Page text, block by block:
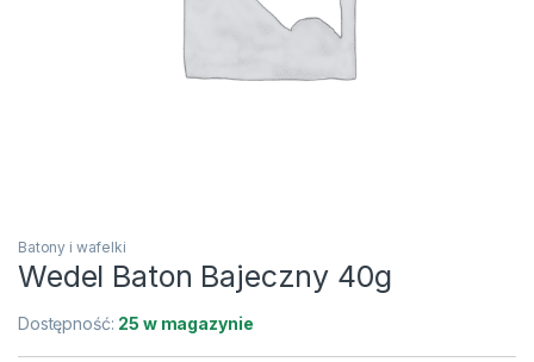
Batony i wafelki
Wedel Baton Bajeczny 40g
Dostępność: 25 w magazynie